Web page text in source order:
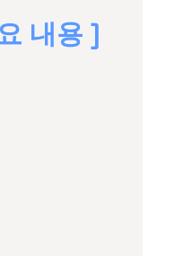
내용 ]